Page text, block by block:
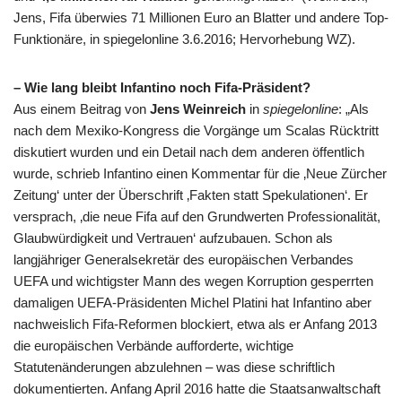
Jens, Fifa überwies 71 Millionen Euro an Blatter und andere Top-
Funktionäre, in spiegelonline 3.6.2016; Hervorhebung WZ).
– Wie lang bleibt Infantino noch Fifa-Präsident?
Aus einem Beitrag von Jens Weinreich in spiegelonline: „Als
nach dem Mexiko-Kongress die Vorgänge um Scalas Rücktritt
diskutiert wurden und ein Detail nach dem anderen öffentlich
wurde, schrieb Infantino einen Kommentar für die ‚Neue Zürcher
Zeitung‘ unter der Überschrift ‚Fakten statt Spekulationen‘. Er
versprach, ‚die neue Fifa auf den Grundwerten Professionalität,
Glaubwürdigkeit und Vertrauen‘ aufzubauen. Schon als
langjähriger Generalsekretär des europäischen Verbandes
UEFA und wichtigster Mann des wegen Korruption gesperrten
damaligen UEFA-Präsidenten Michel Platini hat Infantino aber
nachweislich Fifa-Reformen blockiert, etwa als er Anfang 2013
die europäischen Verbände aufforderte, wichtige
Statutenänderungen abzulehnen – was diese schriftlich
dokumentierten. Anfang April 2016 hatte die Staatsanwaltschaft